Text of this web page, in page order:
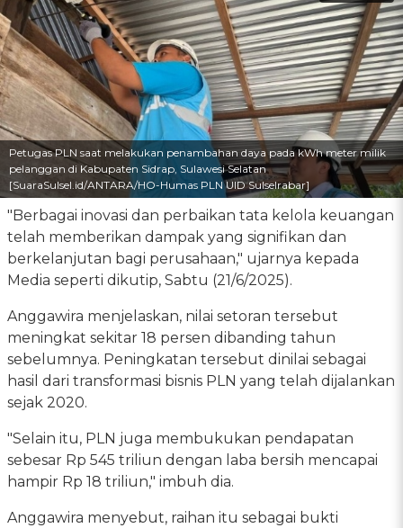
Petugas PLN saat melakukan penambahan daya pada kWh meter milik
pelanggan di Kabupaten Sidrap, Sulawesi Selatan
[SuaraSulsel.id/ANTARA/HO-Humas PLN UID Sulselrabar]
"Berbagai inovasi dan perbaikan tata kelola keuangan
telah memberikan dampak yang signifikan dan
berkelanjutan bagi perusahaan," ujarnya kepada
Media seperti dikutip, Sabtu (21/6/2025).
Anggawira menjelaskan, nilai setoran tersebut
meningkat sekitar 18 persen dibanding tahun
sebelumnya. Peningkatan tersebut dinilai sebagai
hasil dari transformasi bisnis PLN yang telah dijalankan
sejak 2020.
"Selain itu, PLN juga membukukan pendapatan
sebesar Rp 545 triliun dengan laba bersih mencapai
hampir Rp 18 triliun," imbuh dia.
Anggawira menyebut, raihan itu sebagai bukti